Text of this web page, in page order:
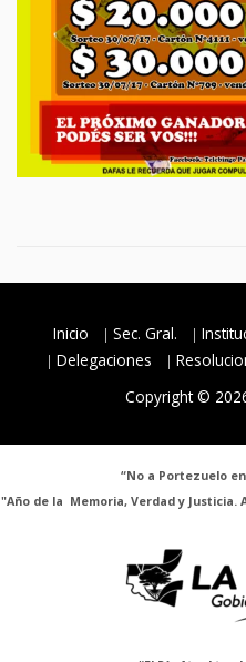
Inicio Sec. Gral.
Delegaciones
Copyright ©
“No a Portezuelo
"Año de la Memoria, Verdad y Justicia.